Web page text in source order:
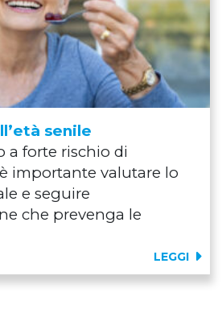
senile
a forte rischio di
importante valutare lo
e seguire
che prevenga le
LEGGI